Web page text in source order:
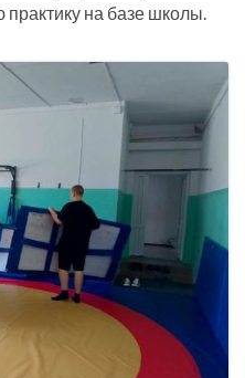
на базе школы.